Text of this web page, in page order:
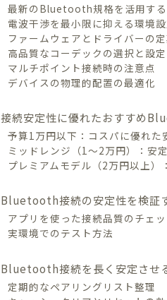
最新のBluetooth規格を活用する
電波干渉を最小限に抑える環境設
ファームウェアとドライバーの
高品質なコーデックの選択と設定
マルチポイント接続時の注意点
デバイスの物理的配置の最適化
接続安定性に優れたおすすめ
予算1万円以下：コスパに優れた
ミッドレンジ（1〜2万円）：安
プレミアムモデル（2万円以上
Bluetooth接続の安定性を検証
アプリを使った接続品質のチェッ
実環境でのテスト方法
Bluetooth接続を長く安定させ
定期的なペアリングリスト整理